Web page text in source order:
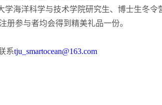
海洋科学与技术学院研究生、博士生冬令
参与者均会得到精美礼品一份。
系tju_smartocean@163.com